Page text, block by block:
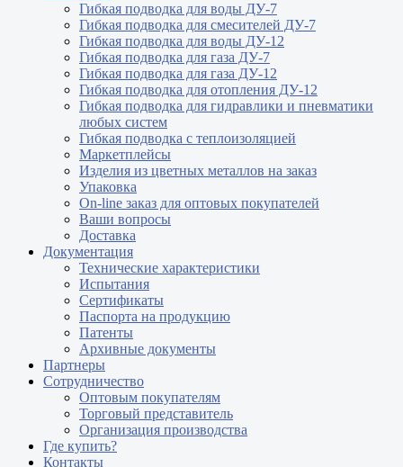
Гибкая подводка для воды ДУ-7
Гибкая подводка для смесителей ДУ-7
Гибкая подводка для воды ДУ-12
Гибкая подводка для газа ДУ-7
Гибкая подводка для газа ДУ-12
Гибкая подводка для отопления ДУ-12
Гибкая подводка для гидравлики и пневматики
любых систем
Гибкая подводка с теплоизоляцией
Маркетплейсы
Изделия из цветных металлов на заказ
Упаковка
On-line заказ для оптовых покупателей
Ваши вопросы
Доставка
Документация
Технические характеристики
Испытания
Сертификаты
Паспорта на продукцию
Патенты
Архивные документы
Партнеры
Сотрудничество
Оптовым покупателям
Торговый представитель
Организация производства
Где купить?
Контакты